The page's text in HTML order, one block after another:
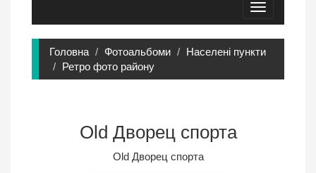
Toggle
navigation
Головна Фотоальбоми
Населені пункти
Ретро фото району
Old Дворец спорта
Old Дворец спорта